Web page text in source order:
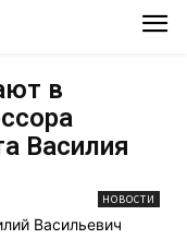
в
Василия
НОВОСТИ
Васильевич